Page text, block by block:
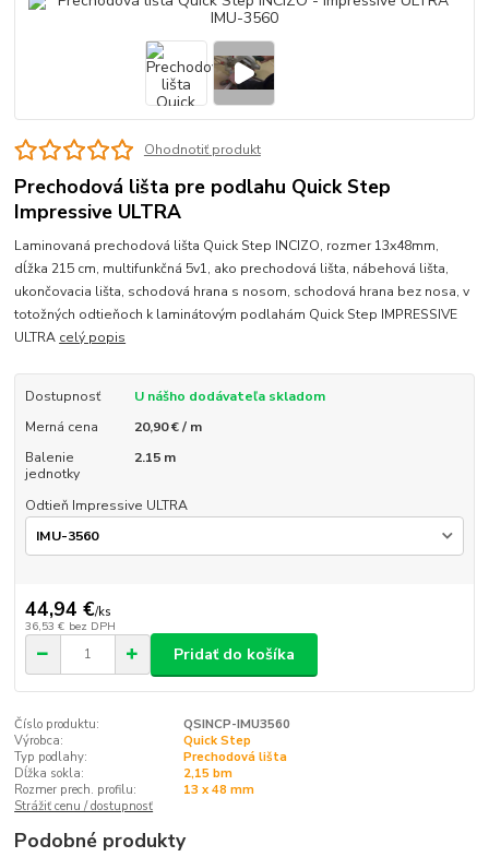
Ohodnotiť produkt
Prechodová lišta pre podlahu Quick Step
Impressive ULTRA
Laminovaná prechodová lišta Quick Step INCIZO, rozmer 13x48mm,
dĺžka 215 cm, multifunkčná 5v1, ako prechodová lišta, nábehová lišta,
ukončovacia lišta, schodová hrana s nosom, schodová hrana bez nosa, v
totožných odtieňoch k laminátovým podlahám Quick Step IMPRESSIVE
ULTRA celý popis
Dostupnosť
U nášho dodávateľa skladom
Merná cena
20,90 € / m
Balenie
jednotky
2.15 m
Odtieň Impressive ULTRA
44,94 €/ks
36,53 € bez DPH
Pridať do košíka
Číslo produktu:
QSINCP-IMU3560
Výrobca:
Quick Step
Typ podlahy:
Prechodová lišta
Dĺžka sokla:
2,15 bm
Rozmer prech. profilu:
13 x 48 mm
Strážiť cenu / dostupnosť
Podobné produkty